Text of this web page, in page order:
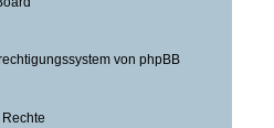
von phpBB